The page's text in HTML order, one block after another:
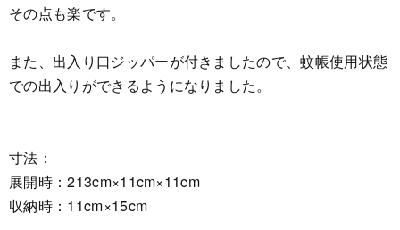
その点も楽です。
また、出入り口ジッパーが付きましたので、蚊帳使用状態
での出入りができるようになりました。
寸法：
展開時：213cm×11cm×11cm
収納時：11cm×15cm